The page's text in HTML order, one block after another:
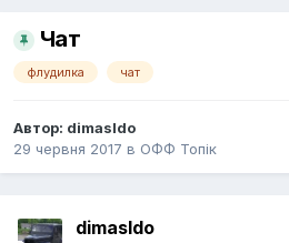
Чат
флудилка чат
Автор: dimasldo
29 червня 2017 в ОФФ Топік
dimasldo